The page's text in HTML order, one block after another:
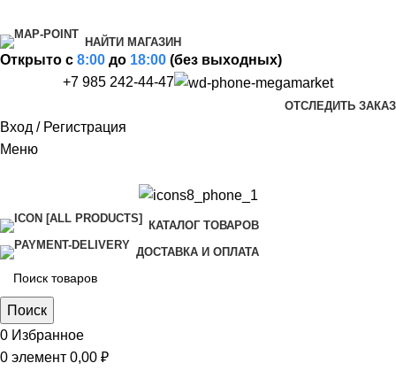
НАЙТИ МАГАЗИН
Открыто c 8:00 до 18:00 (без выходных)
+7 985 242-44-47
ОТСЛЕДИТЬ ЗАКАЗ
Вход / Регистрация
Меню
КАТАЛОГ ТОВАРОВ
ДОСТАВКА И ОПЛАТА
Поиск
0 Избранное
0 элемент 0,00 ₽